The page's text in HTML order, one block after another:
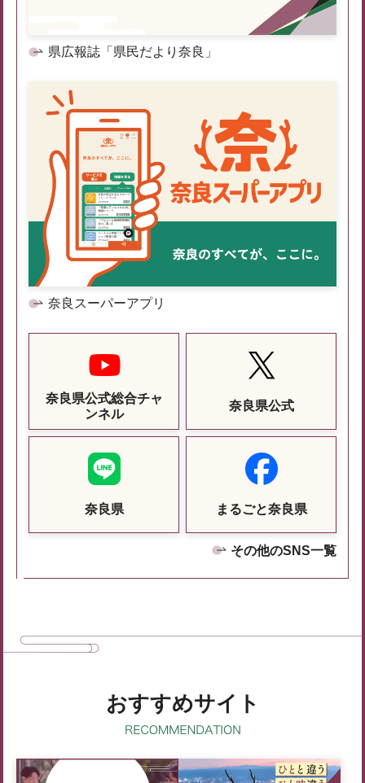
県広報誌「県民だより奈良」
奈良スーパーアプリ
奈良県公式総合チャ
ンネル
奈良県公式
奈良県 まるごと奈良県
その他のSNS一覧
おすすめサイト